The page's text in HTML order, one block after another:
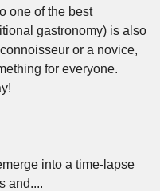
one of the best
gastronomy) is also
or a novice,
for everyone.
into a time-lapse
and....